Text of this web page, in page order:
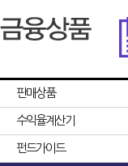
판매상품
수익율계산기
펀드가이드